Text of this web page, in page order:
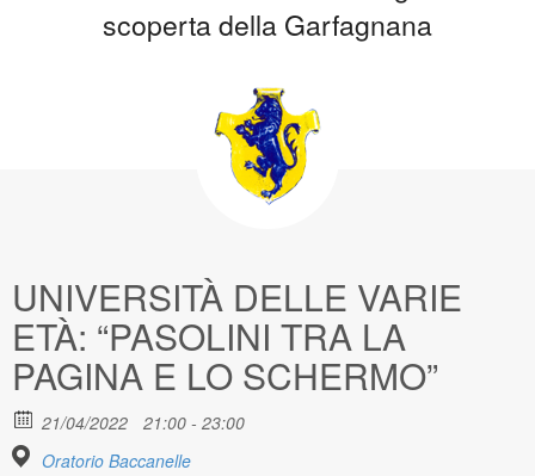
scoperta della Garfagnana
UNIVERSITÀ DELLE VARIE
ETÀ: “PASOLINI TRA LA
PAGINA E LO SCHERMO”
21/04/2022
21:00 - 23:00
Oratorio Baccanelle